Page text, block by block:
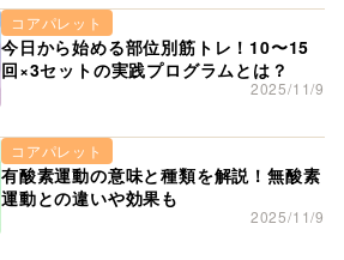
コアパレット
今日から始める部位別筋トレ！10〜15
回×3セットの実践プログラムとは？
2025/11/9
コアパレット
有酸素運動の意味と種類を解説！無酸素
運動との違いや効果も
2025/11/9